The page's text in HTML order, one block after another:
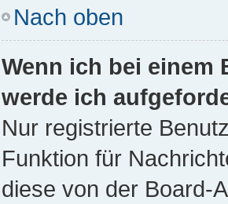
Nach oben
Wenn ich bei einem
werde ich
Nur registrierte
Funktion für
diese von der Board-